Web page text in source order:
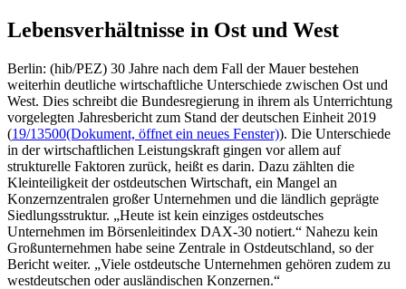
Lebensverhältnisse in Ost und West
Berlin: (hib/PEZ) 30 Jahre nach dem Fall der Mauer bestehen
weiterhin deutliche wirtschaftliche Unterschiede zwischen Ost und
West. Dies schreibt die Bundesregierung in ihrem als Unterrichtung
vorgelegten Jahresbericht zum Stand der deutschen Einheit 2019
(19/13500(Dokument, öffnet ein neues Fenster)). Die Unterschiede
in der wirtschaftlichen Leistungskraft gingen vor allem auf
strukturelle Faktoren zurück, heißt es darin. Dazu zählten die
Kleinteiligkeit der ostdeutschen Wirtschaft, ein Mangel an
Konzernzentralen großer Unternehmen und die ländlich geprägte
Siedlungsstruktur. „Heute ist kein einziges ostdeutsches
Unternehmen im Börsenleitindex DAX-30 notiert.“ Nahezu kein
Großunternehmen habe seine Zentrale in Ostdeutschland, so der
Bericht weiter. „Viele ostdeutsche Unternehmen gehören zudem zu
westdeutschen oder ausländischen Konzernen.“